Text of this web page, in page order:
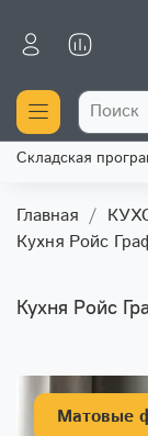
Складская
Главная
Кухня Ройс
Кухня Ройс
Матовые